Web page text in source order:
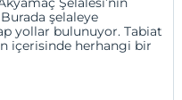
şelaleye
yollar bulunuyor. Tabiat
içerisinde herhangi bir